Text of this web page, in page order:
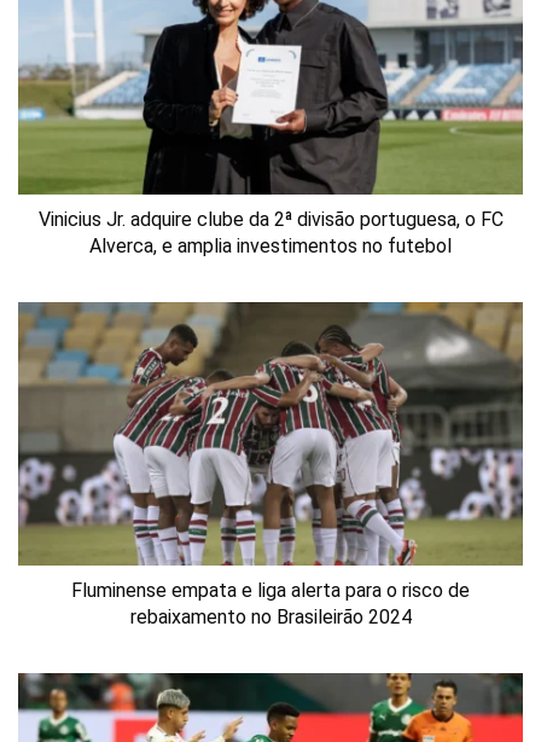
Vinicius Jr. adquire clube da 2ª divisão portuguesa, o FC
Alverca, e amplia investimentos no futebol
Fluminense empata e liga alerta para o risco de
rebaixamento no Brasileirão 2024